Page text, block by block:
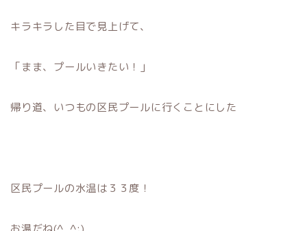
キラキラした目で見上げて、
「まま、プールいきたい！」
帰り道、いつもの区民プールに行くことにした
区民プールの水温は３３度！